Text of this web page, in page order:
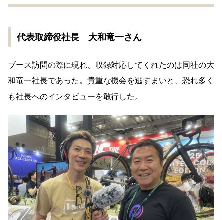
代表取締役社長 大和竜一さん
ブース訪問の際に現れ、収録対応してくれたのは同社の大
和竜一社長であった。貴重な機会を逃すまいと、恐れ多く
も社長へのインタビューを敢行した。